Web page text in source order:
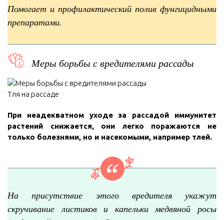
Помогает и профилактический полив фунгицидными
препаратами.
Меры борьбы с вредителями рассады
Тля на рассаде
При неадекватном уходе за рассадой иммунитет
растений снижается, они легко поражаются не
только болезнями, но и насекомыми, например тлей.
На присутствие этого вредителя укажут
скручивание листиков и капельки медвяной росы